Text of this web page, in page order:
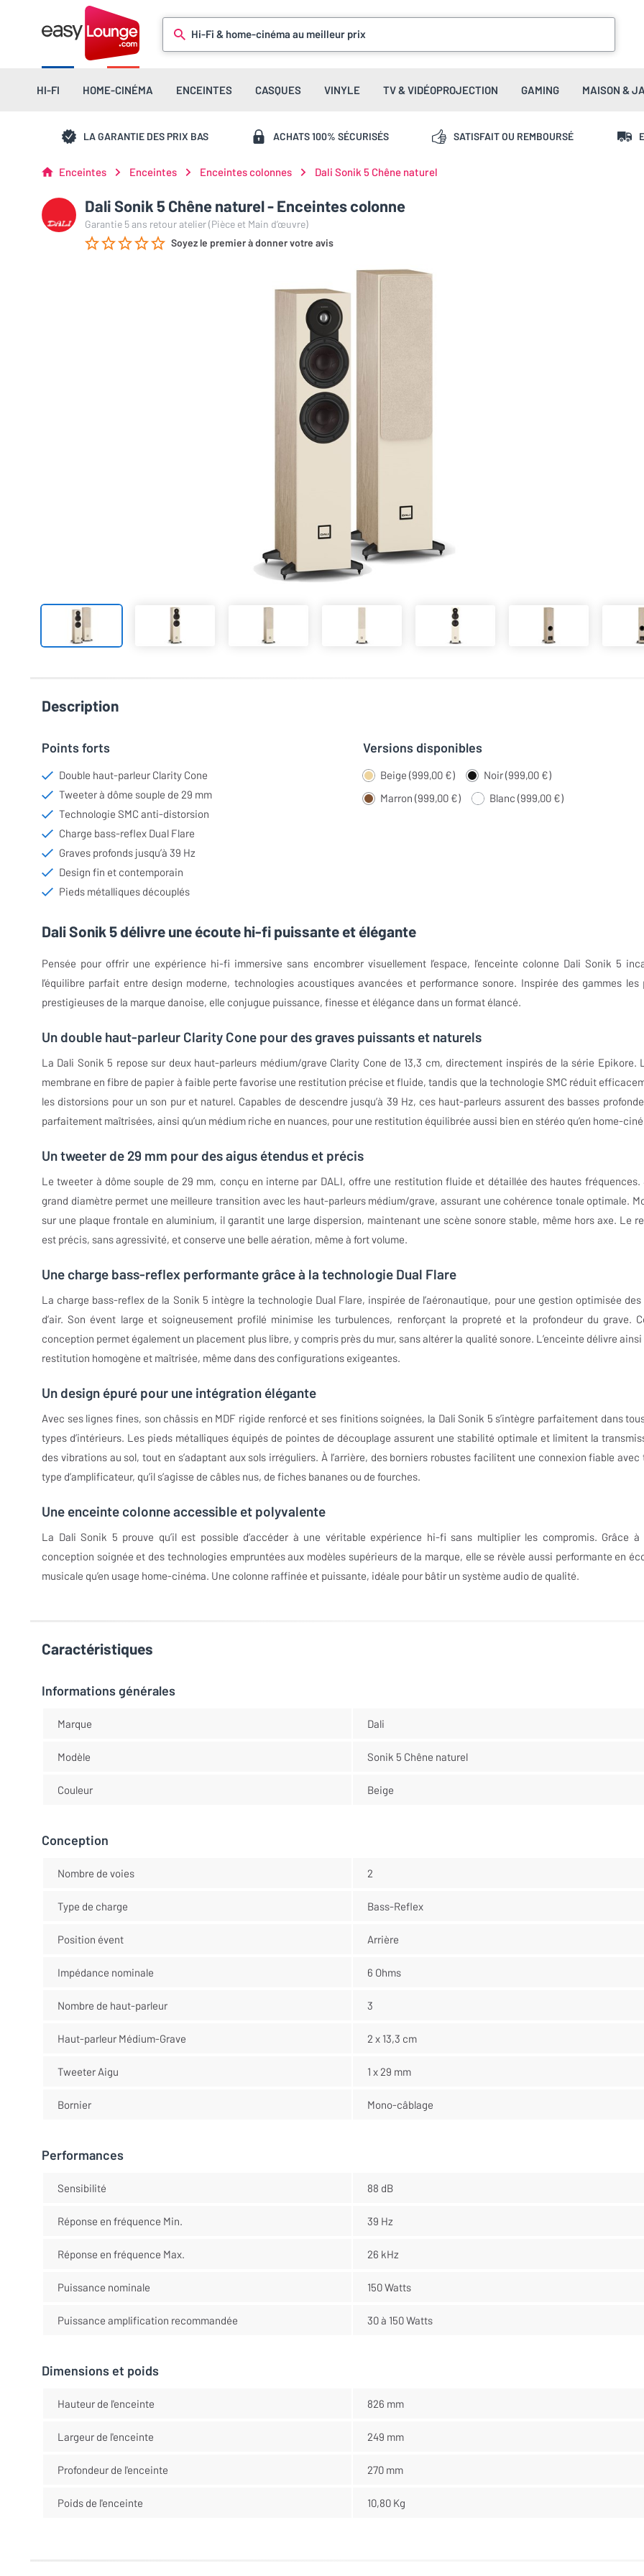
Hi-Fi & home-cinéma au meilleur prix
HI-FI HOME-CINÉMA ENCEINTES CASQUES VINYLE TV & VIDÉOPROJECTION GAMING MAISON &
LA GARANTIE DES PRIX BAS ACHATS 100% SÉCURISÉS SATISFAIT OU REMBOURSÉ
Enceintes Enceintes Enceintes colonnes Dali Sonik 5 Chêne naturel
Dali Sonik 5 Chêne naturel - Enceintes colonne
Garantie 5 ans retour atelier (Pièce et Main d’œuvre)
Soyez le premier à donner votre avis
Description
Points forts
Double haut-parleur Clarity Cone
Tweeter à dôme souple de 29 mm
Technologie SMC anti-distorsion
Charge bass-reflex Dual Flare
Graves profonds jusqu’à 39 Hz
Design fin et contemporain
Pieds métalliques découplés
Versions disponibles
Beige (999,00 €)
Noir (999,00 €)
Marron (999,00 €)
Blanc (999,00 €)
Dali Sonik 5 délivre une écoute hi-fi puissante et élégante
Pensée pour offrir une expérience hi-fi immersive sans encombrer visuellement l’espace, l’enceinte colonne Dali Sonik 5
l’équilibre parfait entre design moderne, technologies acoustiques avancées et performance sonore. Inspirée des gammes les
prestigieuses de la marque danoise, elle conjugue puissance, finesse et élégance dans un format élancé.
Un double haut-parleur Clarity Cone pour des graves puissants et naturels
La Dali Sonik 5 repose sur deux haut-parleurs médium/grave Clarity Cone de 13,3 cm, directement inspirés de la série Epikore.
membrane en fibre de papier à faible perte favorise une restitution précise et fluide, tandis que la technologie SMC réduit
les distorsions pour un son pur et naturel. Capables de descendre jusqu’à 39 Hz, ces haut-parleurs assurent des basses
parfaitement maîtrisées, ainsi qu’un médium riche en nuances, pour une restitution équilibrée aussi bien en stéréo qu’en home-
Un tweeter de 29 mm pour des aigus étendus et précis
Le tweeter à dôme souple de 29 mm, conçu en interne par DALI, offre une restitution fluide et détaillée des hautes fréquences.
grand diamètre permet une meilleure transition avec les haut-parleurs médium/grave, assurant une cohérence tonale optimale.
sur une plaque frontale en aluminium, il garantit une large dispersion, maintenant une scène sonore stable, même hors axe. Le
est précis, sans agressivité, et conserve une belle aération, même à fort volume.
Une charge bass-reflex performante grâce à la technologie Dual Flare
La charge bass-reflex de la Sonik 5 intègre la technologie Dual Flare, inspirée de l’aéronautique, pour une gestion optimisée
d’air. Son évent large et soigneusement profilé minimise les turbulences, renforçant la propreté et la profondeur du grave.
conception permet également un placement plus libre, y compris près du mur, sans altérer la qualité sonore. L’enceinte délivre ainsi
restitution homogène et maîtrisée, même dans des configurations exigeantes.
Un design épuré pour une intégration élégante
Avec ses lignes fines, son châssis en MDF rigide renforcé et ses finitions soignées, la Dali Sonik 5 s’intègre parfaitement dans
types d’intérieurs. Les pieds métalliques équipés de pointes de découplage assurent une stabilité optimale et limitent la
des vibrations au sol, tout en s’adaptant aux sols irréguliers. À l’arrière, des borniers robustes facilitent une connexion fiable avec
type d’amplificateur, qu’il s’agisse de câbles nus, de fiches bananes ou de fourches.
Une enceinte colonne accessible et polyvalente
La Dali Sonik 5 prouve qu’il est possible d’accéder à une véritable expérience hi-fi sans multiplier les compromis. Grâce à
conception soignée et des technologies empruntées aux modèles supérieurs de la marque, elle se révèle aussi performante en
musicale qu’en usage home-cinéma. Une colonne raffinée et puissante, idéale pour bâtir un système audio de qualité.
Caractéristiques
Informations générales
Marque Dali
Modèle Sonik 5 Chêne naturel
Couleur Beige
Conception
Nombre de voies 2
Type de charge Bass-Reflex
Position évent Arrière
Impédance nominale 6 Ohms
Nombre de haut-parleur 3
Haut-parleur Médium-Grave 2 x 13,3 cm
Tweeter Aigu 1 x 29 mm
Bornier Mono-câblage
Performances
Sensibilité 88 dB
Réponse en fréquence Min. 39 Hz
Réponse en fréquence Max. 26 kHz
Puissance nominale 150 Watts
Puissance amplification recommandée 30 à 150 Watts
Dimensions et poids
Hauteur de l'enceinte 826 mm
Largeur de l'enceinte 249 mm
Profondeur de l'enceinte 270 mm
Poids de l'enceinte 10,80 Kg